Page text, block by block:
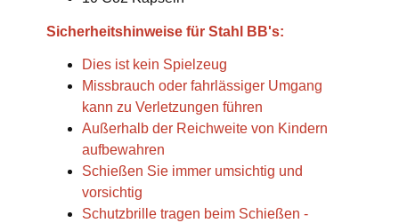
Sicherheitshinweise für Stahl BB's:
Dies ist kein Spielzeug
Missbrauch oder fahrlässiger Umgang
kann zu Verletzungen führen
Außerhalb der Reichweite von Kindern
aufbewahren
Schießen Sie immer umsichtig und
vorsichtig
Schutzbrille tragen beim Schießen -